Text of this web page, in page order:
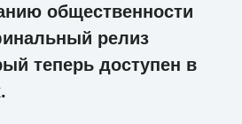
общественности
релиз
теперь доступен в